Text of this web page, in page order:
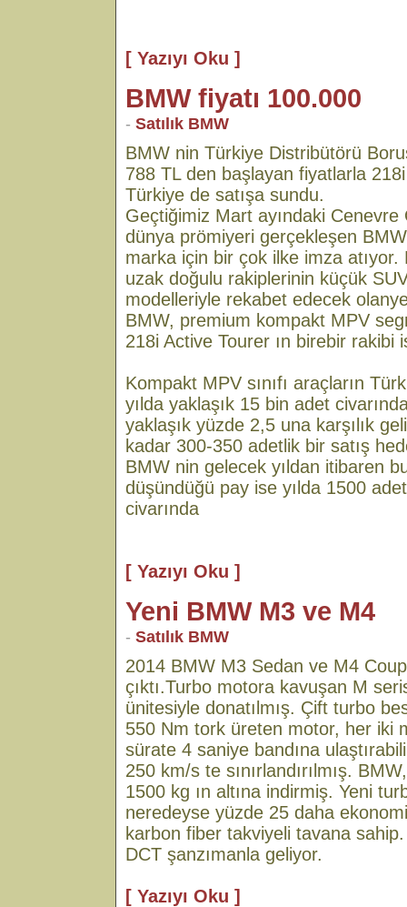
[ Yazıyı Oku ]
BMW fiyatı 100.000
- Satılık BMW
BMW nin Türkiye Distribütörü
788 TL den başlayan fiyatlarla
Türkiye de satışa sundu.
Geçtiğimiz Mart ayındaki Cenevre
dünya prömiyeri gerçekleşen
marka için bir çok ilke imza
uzak doğulu rakiplerinin küçük
modelleriyle rekabet edecek
BMW, premium kompakt MPV
218i Active Tourer ın birebir rakibi
Kompakt MPV sınıfı araçların
yılda yaklaşık 15 bin adet
yaklaşık yüzde 2,5 una karşılık
kadar 300-350 adetlik bir satış
BMW nin gelecek yıldan itibaren
düşündüğü pay ise yılda 1500
civarında
[ Yazıyı Oku ]
Yeni BMW M3 ve M4
- Satılık BMW
2014 BMW M3 Sedan ve M4
çıktı.Turbo motora kavuşan M
ünitesiyle donatılmış. Çift turbo
550 Nm tork üreten motor, her iki
sürate 4 saniye bandına
250 km/s te sınırlandırılmış.
1500 kg ın altına indirmiş. Yeni
neredeyse yüzde 25 daha
karbon fiber takviyeli tavana
DCT şanzımanla geliyor.
[ Yazıyı Oku ]